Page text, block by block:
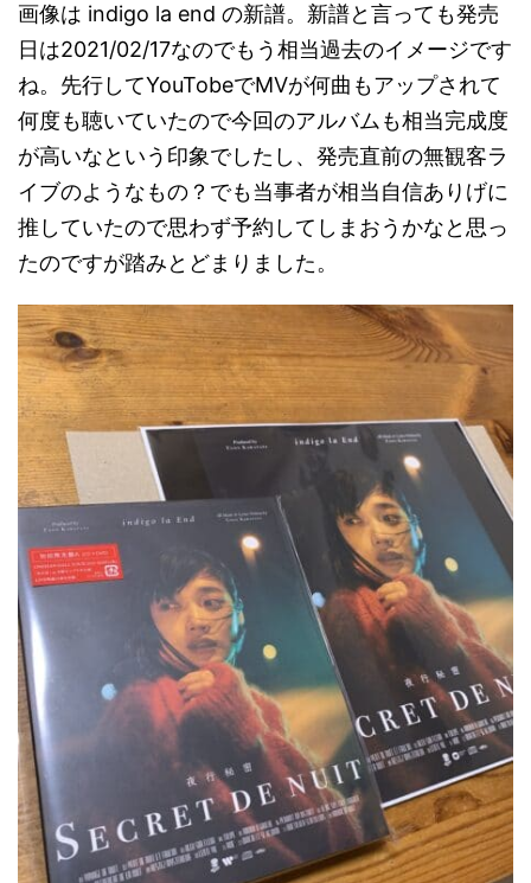
画像は indigo la end の新譜。新譜と言っても発売
日は2021/02/17なのでもう相当過去のイメージです
ね。先行してYouTobeでMVが何曲もアップされて
何度も聴いていたので今回のアルバムも相当完成度
が高いなという印象でしたし、発売直前の無観客ラ
イブのようなもの？でも当事者が相当自信ありげに
推していたので思わず予約してしまおうかなと思っ
たのですが踏みとどまりました。